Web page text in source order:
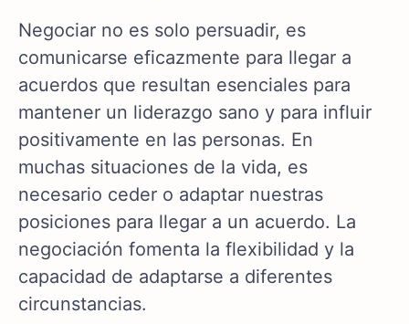
Negociar no es solo persuadir, es
comunicarse eficazmente para llegar a
acuerdos que resultan esenciales para
mantener un liderazgo sano y para influir
positivamente en las personas. En
muchas situaciones de la vida, es
necesario ceder o adaptar nuestras
posiciones para llegar a un acuerdo. La
negociación fomenta la flexibilidad y la
capacidad de adaptarse a diferentes
circunstancias.